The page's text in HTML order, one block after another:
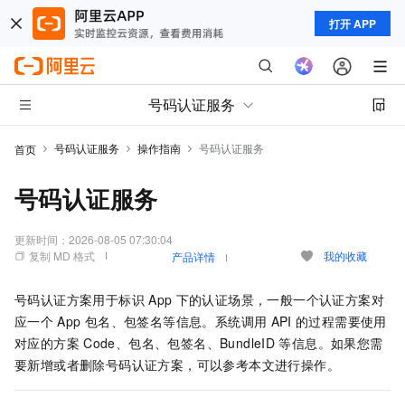
打开 APP
号码认证服务
首页 号码认证服务 操作指南 号码认证服务
号码认证服务
更新时间： 2026-08-05 07:30:04
复制 MD 格式
产品详情 我的收藏
号码认证方案用于标识 App 下的认证场景，一般一个认证方案对
应一个 App 包名、包签名等信息。系统调用 API 的过程需要使用
对应的方案 Code、包名、包签名、BundleID 等信息。 如果您需
要新增或者删除号码认证方案，可以参考本文进行操作。